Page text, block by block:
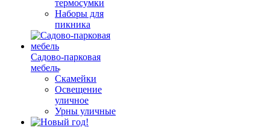
термосумки
Наборы для
пикника
Садово-парковая
мебель
Скамейки
Освещение
уличное
Урны уличные